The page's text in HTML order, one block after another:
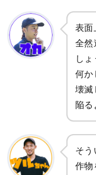
表面
全然
し
何か
壊滅
陥る
そう
作物